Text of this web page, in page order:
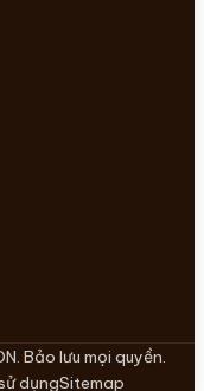
Bảo lưu mọi quyền.
dụngSitemap